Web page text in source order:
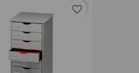
favorite_border